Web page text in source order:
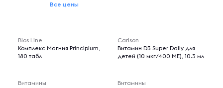
Все цены
Bios Line
Комплекс Магния Principium,
180 табл
Витамины
Carlson
Витамин D3 Super Daily для
детей (10 мкг/400 МЕ), 10.3 мл
Витамины